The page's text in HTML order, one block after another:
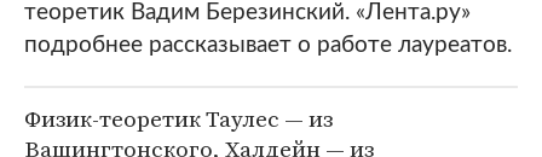
теоретик Вадим Березинский. «Лента.ру»
подробнее рассказывает о работе лауреатов.
Физик-теоретик Таулес — из
Вашингтонского, Халдейн — из